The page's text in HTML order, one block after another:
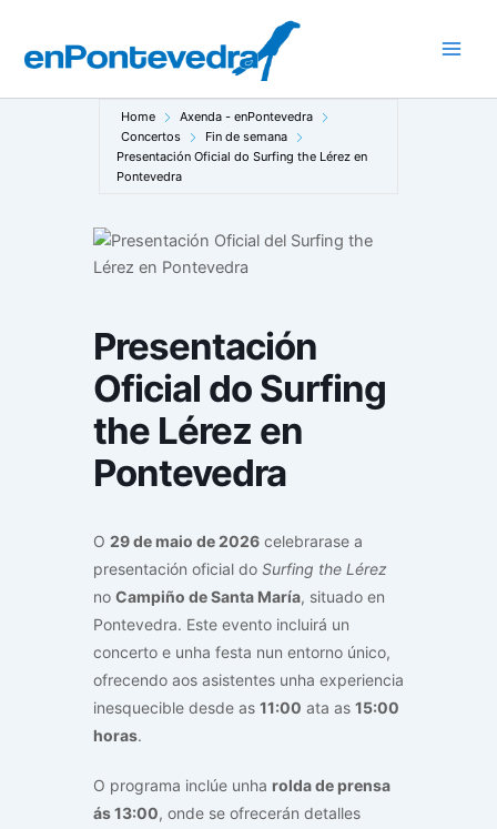
contido
Home
Axenda - enPontevedra
Concertos
Fin de semana
Presentación Oficial do Surfing the Lérez en
Pontevedra
Presentación
Oficial do Surfing
the Lérez en
Pontevedra
O 29 de maio de 2026 celebrarase a
presentación oficial do Surfing the Lérez
no Campiño de Santa María, situado en
Pontevedra. Este evento incluirá un
concerto e unha festa nun entorno único,
ofrecendo aos asistentes unha experiencia
inesquecible desde as 11:00 ata as 15:00
horas.
O programa inclúe unha rolda de prensa
ás 13:00, onde se ofrecerán detalles